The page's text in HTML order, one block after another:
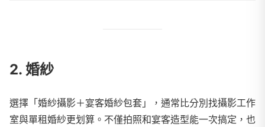
2. 婚紗
選擇「婚紗攝影＋宴客婚紗包套」，通常比分別找攝影工作
室與單租婚紗更划算。不僅拍照和宴客造型能一次搞定，也